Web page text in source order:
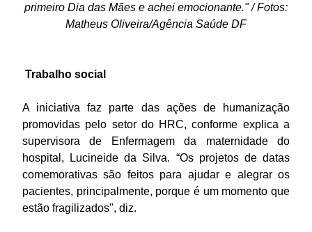
primeiro Dia das Mães e achei emocionante." / Fotos:
Matheus Oliveira/Agência Saúde DF
Trabalho social
A iniciativa faz parte das ações de humanização
promovidas pelo setor do HRC, conforme explica a
supervisora de Enfermagem da maternidade do
hospital, Lucineide da Silva. “Os projetos de datas
comemorativas são feitos para ajudar e alegrar os
pacientes, principalmente, porque é um momento que
estão fragilizados", diz.